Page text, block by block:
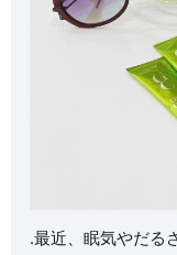
.最近、眠気やだる